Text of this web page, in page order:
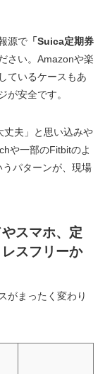
源で 「Suica定期券
さい。Amazonや楽
ているケースもあ
が安全です。
丈夫」と思い込みや
や一部のFitbitのよ
パターンが、現場
スマホ、定
スフリーか
がまったく変わり